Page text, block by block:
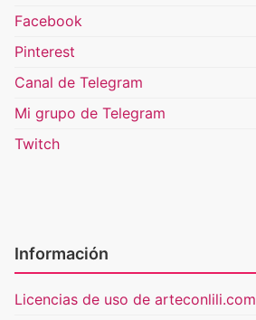
Facebook
Pinterest
Canal de Telegram
Mi grupo de Telegram
Twitch
Información
Licencias de uso de arteconlili.com